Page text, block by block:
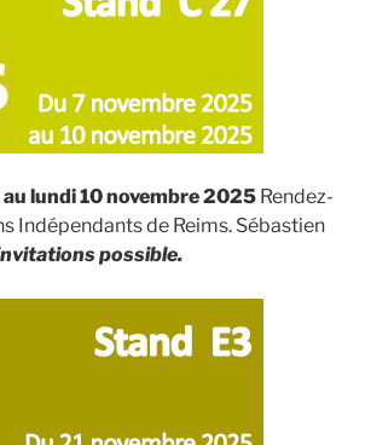
lundi 10 novembre 2025 Rendez-
Indépendants de Reims. Sébastien
possible.